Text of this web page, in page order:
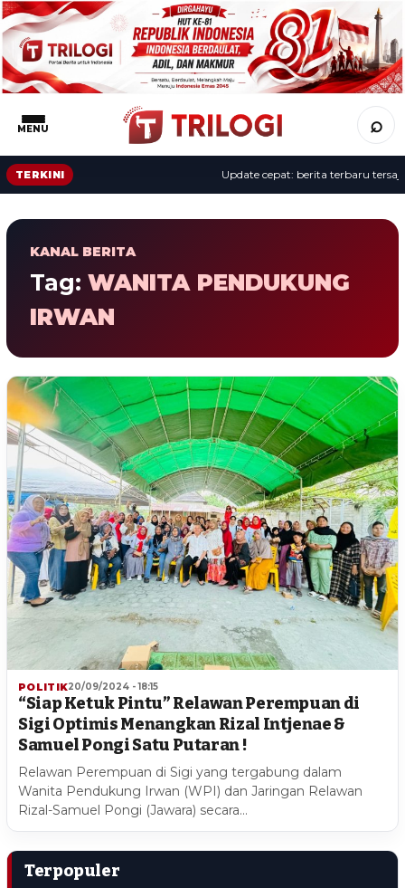
MENU ⌕
TERKINI Update cepat: berita terbaru tersaji
KANAL BERITA
Tag: WANITA PENDUKUNG
IRWAN
POLITIK20/09/2024 - 18:15
“Siap Ketuk Pintu” Relawan Perempuan di
Sigi Optimis Menangkan Rizal Intjenae &
Samuel Pongi Satu Putaran !
Relawan Perempuan di Sigi yang tergabung dalam
Wanita Pendukung Irwan (WPI) dan Jaringan Relawan
Rizal-Samuel Pongi (Jawara) secara…
Terpopuler